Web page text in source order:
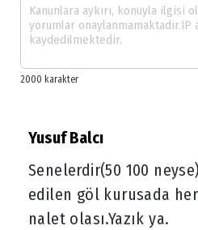
Yusuf Balcı
Senelerdir(50 100
edilen göl kurusada
nalet olası.Yazık ya.